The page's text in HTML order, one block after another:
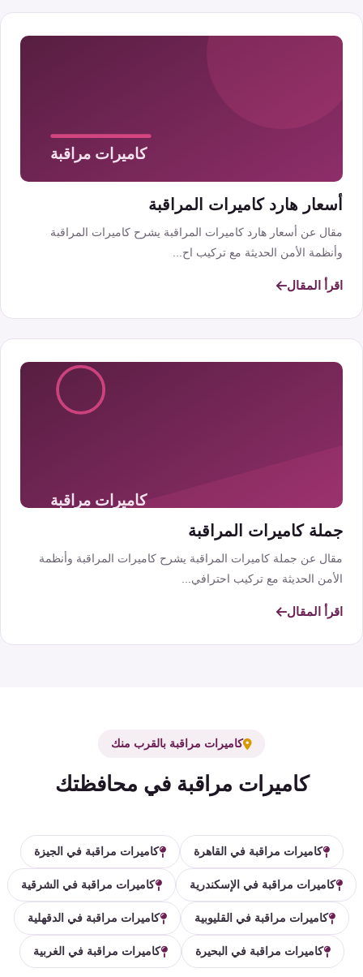
أسعار هارد كاميرات المراقبة
مقال عن أسعار هارد كاميرات المراقبة يشرح كاميرات المراقبة
وأنظمة الأمن الحديثة مع تركيب اح...
اقرأ المقال
جملة كاميرات المراقبة
مقال عن جملة كاميرات المراقبة يشرح كاميرات المراقبة وأنظمة
الأمن الحديثة مع تركيب احترافي...
اقرأ المقال
كاميرات مراقبة بالقرب منك
كاميرات مراقبة في محافظتك
كاميرات مراقبة في القاهرة كاميرات مراقبة في الجيزة
كاميرات مراقبة في الإسكندرية كاميرات مراقبة في الشرقية
كاميرات مراقبة في القليوبية كاميرات مراقبة في الدقهلية
كاميرات مراقبة في البحيرة كاميرات مراقبة في الغربية